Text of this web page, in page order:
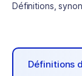
Définitions,
Définitions